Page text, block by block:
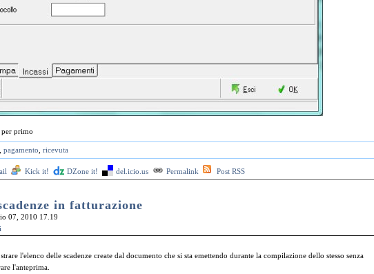
per primo
pagamento ricevuta
Kick it! DZone it! del.icio.us Permalink Post RSS
in fatturazione
07, 2010 17.19
l'elenco delle scadenze create dal documento che si sta emettendo durante la compilazione dello stesso senza
l'anteprima.